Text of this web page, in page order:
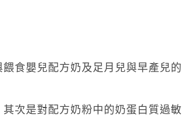
食嬰兒配方奶及足月兒與早產兒的
次是對配方奶粉中的奶蛋白質過敏